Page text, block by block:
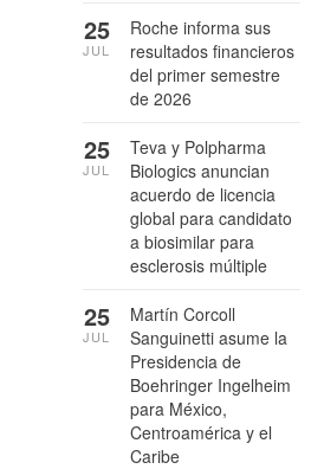
Roche informa sus
resultados financieros
del primer semestre
de 2026
25
JUL
Teva y Polpharma
Biologics anuncian
acuerdo de licencia
global para candidato
a biosimilar para
esclerosis múltiple
25
JUL
Martín Corcoll
Sanguinetti asume la
Presidencia de
Boehringer Ingelheim
para México,
Centroamérica y el
Caribe
25
JUL